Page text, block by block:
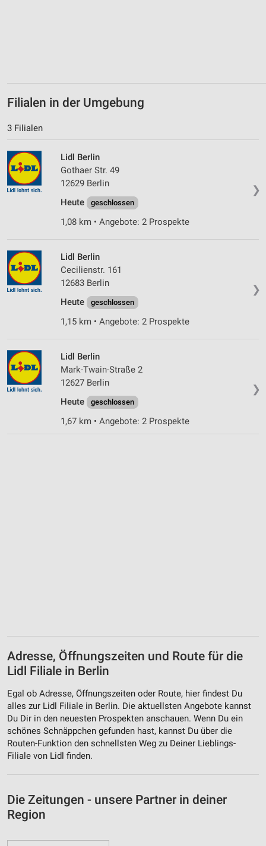
Filialen in der Umgebung
3 Filialen
❯
Lidl Berlin
Gothaer Str. 49
12629 Berlin
Heute
geschlossen
1,08 km • Angebote: 2 Prospekte
❯
Lidl Berlin
Cecilienstr. 161
12683 Berlin
Heute
geschlossen
1,15 km • Angebote: 2 Prospekte
❯
Lidl Berlin
Mark-Twain-Straße 2
12627 Berlin
Heute
geschlossen
1,67 km • Angebote: 2 Prospekte
Adresse, Öffnungszeiten und Route für die
Lidl Filiale in Berlin
Egal ob Adresse, Öffnungszeiten oder Route, hier findest Du
alles zur Lidl Filiale in Berlin. Die aktuellsten Angebote kannst
Du Dir in den neuesten Prospekten anschauen. Wenn Du ein
schönes Schnäppchen gefunden hast, kannst Du über die
Routen-Funktion den schnellsten Weg zu Deiner Lieblings-
Filiale von Lidl finden.
Die Zeitungen - unsere Partner in deiner
Region
Werbung